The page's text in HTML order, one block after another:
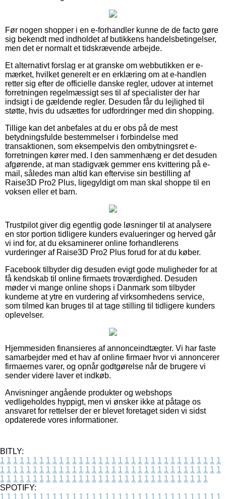
Før nogen shopper i en e-forhandler kunne de de facto gøre
sig bekendt med indholdet af butikkens handelsbetingelser,
men det er normalt et tidskrævende arbejde.
Et alternativt forslag er at granske om webbutikken er e-
mærket, hvilket generelt er en erklæring om at e-handlen
retter sig efter de officielle danske regler, udover at internet
forretningen regelmæssigt ses til af specialister der har
indsigt i de gældende regler. Desuden får du lejlighed til
støtte, hvis du udsættes for udfordringer med din shopping.
Tillige kan det anbefales at du er obs på de mest
betydningsfulde bestemmelser i forbindelse med
transaktionen, som eksempelvis den ombytningsret e-
forretningen kører med. I den sammenhæng er det desuden
afgørende, at man stadigvæk gemmer ens kvittering på e-
mail, således man altid kan eftervise sin bestilling af
Raise3D Pro2 Plus, ligegyldigt om man skal shoppe til en
voksen eller et barn.
Trustpilot giver dig egentlig gode løsninger til at analysere
en stor portion tidligere kunders evalueringer og herved går
vi ind for, at du eksaminerer online forhandlerens
vurderinger af Raise3D Pro2 Plus forud for at du køber.
Facebook tilbyder dig desuden evigt gode muligheder for at
få kendskab til online firmaets troværdighed. Desuden
møder vi mange online shops i Danmark som tilbyder
kunderne at ytre en vurdering af virksomhedens service,
som tilmed kan bruges til at tage stilling til tidligere kunders
oplevelser.
Hjemmesiden finansieres af annonceindtægter. Vi har faste
samarbejder med et hav af online firmaer hvor vi annoncerer
firmaernes varer, og opnår godtgørelse når de brugere vi
sender videre laver et indkøb.
Anvisninger angående produkter og webshops
vedligeholdes hyppigt, men vi ønsker ikke at påtage os
ansvaret for rettelser der er blevet foretaget siden vi sidst
opdaterede vores informationer.
BITLY:
1 1 1 1 1 1 1 1 1 1 1 1 1 1 1 1 1 1 1 1 1 1 1 1 1 1 1 1 1 1 1 1 1 1
1 1 1 1 1 1 1 1 1 1 1 1 1 1 1 1 1 1 1 1 1 1 1 1 1 1 1 1 1 1 1 1 1 1
1 1 1 1 1 1 1 1 1 1 1 1 1 1 1 1 1 1 1 1 1 1 1 1 1 1 1 1 1 1 1 1
SPOTIFY:
1 1 1 1 1 1 1 1 1 1 1 1 1 1 1 1 1 1 1 1 1 1 1 1 1 1 1 1 1 1 1 1 1 1